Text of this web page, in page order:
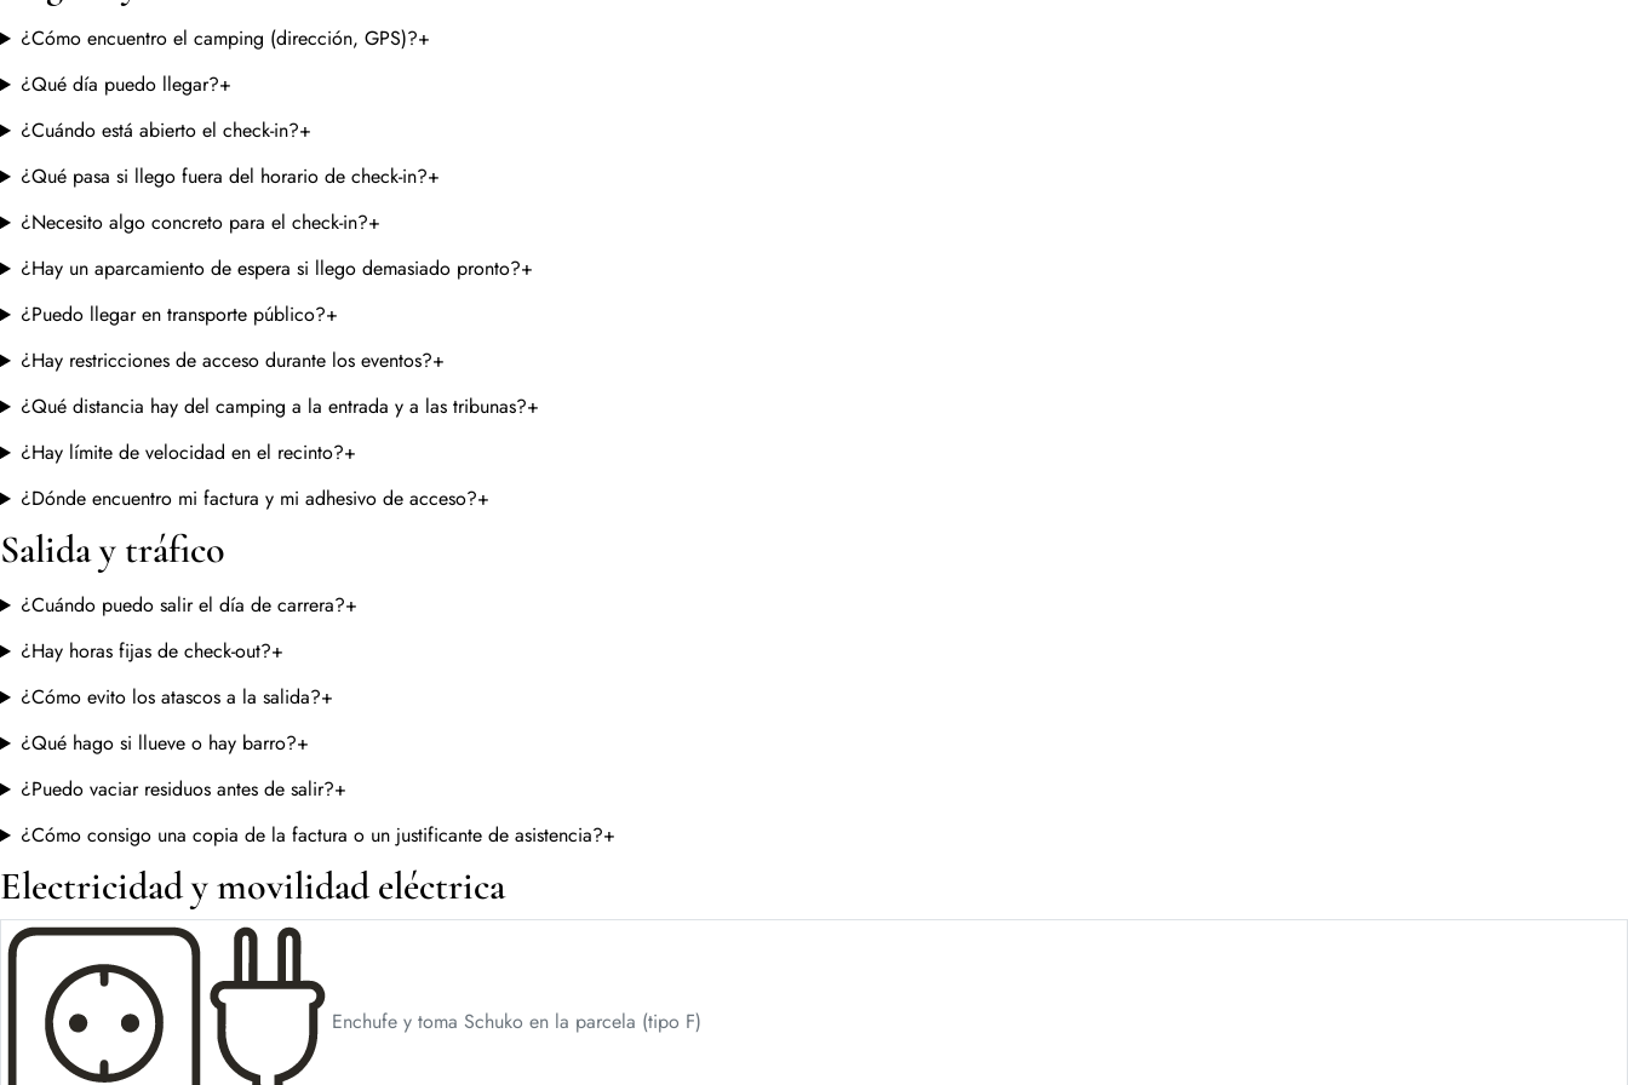
¿Cómo encuentro el camping (dirección, GPS)?+
¿Qué día puedo llegar?+
¿Cuándo está abierto el check-in?+
¿Qué pasa si llego fuera del horario de check-in?+
¿Necesito algo concreto para el check-in?+
¿Hay un aparcamiento de espera si llego demasiado pronto?+
¿Puedo llegar en transporte público?+
¿Hay restricciones de acceso durante los eventos?+
¿Qué distancia hay del camping a la entrada y a las tribunas?+
¿Hay límite de velocidad en el recinto?+
¿Dónde encuentro mi factura y mi adhesivo de acceso?+
Salida y tráfico
¿Cuándo puedo salir el día de carrera?+
¿Hay horas fijas de check-out?+
¿Cómo evito los atascos a la salida?+
¿Qué hago si llueve o hay barro?+
¿Puedo vaciar residuos antes de salir?+
¿Cómo consigo una copia de la factura o un justificante de asistencia?+
Electricidad y movilidad eléctrica
Enchufe y toma Schuko en la parcela (tipo F)